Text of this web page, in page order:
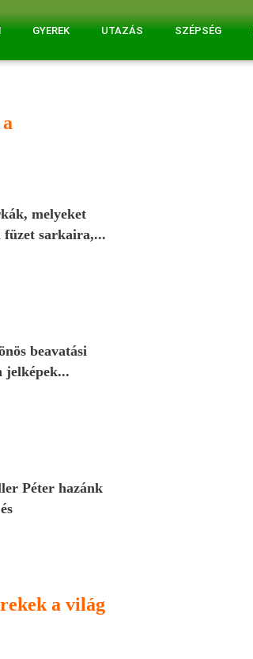
GYEREK UTAZÁS SZÉPSÉG
melyeket
füzet sarkaira,...
beavatási
jelképek...
Péter hazánk
a világ